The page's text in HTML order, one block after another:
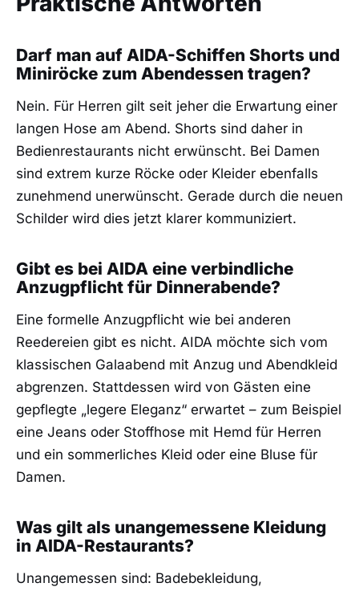
Darf man auf AIDA-Schiffen Shorts und
Miniröcke zum Abendessen tragen?
Nein. Für Herren gilt seit jeher die Erwartung einer
langen Hose am Abend. Shorts sind daher in
Bedienrestaurants nicht erwünscht. Bei Damen
sind extrem kurze Röcke oder Kleider ebenfalls
zunehmend unerwünscht. Gerade durch die neuen
Schilder wird dies jetzt klarer kommuniziert.
Gibt es bei AIDA eine verbindliche
Anzugpflicht für Dinnerabende?
Eine formelle Anzugpflicht wie bei anderen
Reedereien gibt es nicht. AIDA möchte sich vom
klassischen Galaabend mit Anzug und Abendkleid
abgrenzen. Stattdessen wird von Gästen eine
gepflegte „legere Eleganz“ erwartet – zum Beispiel
eine Jeans oder Stoffhose mit Hemd für Herren
und ein sommerliches Kleid oder eine Bluse für
Damen.
Was gilt als unangemessene Kleidung
in AIDA-Restaurants?
Unangemessen sind: Badebekleidung,